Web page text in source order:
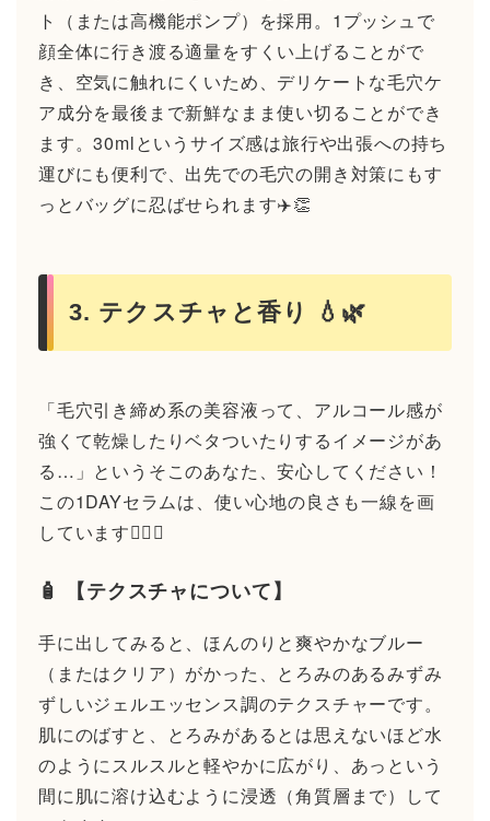
ト（または高機能ポンプ）を採用。1プッシュで
顔全体に行き渡る適量をすくい上げることがで
き、空気に触れにくいため、デリケートな毛穴ケ
ア成分を最後まで新鮮なまま使い切ることができ
ます。30mlというサイズ感は旅行や出張への持ち
運びにも便利で、出先での毛穴の開き対策にもす
っとバッグに忍ばせられます✈️👏
3. テクスチャと香り 💧🌿
「毛穴引き締め系の美容液って、アルコール感が
強くて乾燥したりベタついたりするイメージがあ
る…」というそこのあなた、安心してください！
この1DAYセラムは、使い心地の良さも一線を画
しています🙆‍♂️✨
🧴 【テクスチャについて】
手に出してみると、ほんのりと爽やかなブルー
（またはクリア）がかった、とろみのあるみずみ
ずしいジェルエッセンス調のテクスチャーです。
肌にのばすと、とろみがあるとは思えないほど水
のようにスルスルと軽やかに広がり、あっという
間に肌に溶け込むように浸透（角質層まで）して